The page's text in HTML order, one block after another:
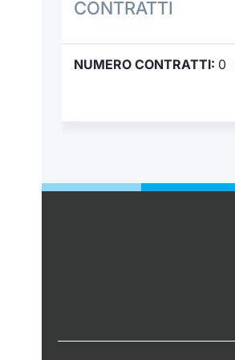
CONTRATTI
NUMERO CONTRATTI: 0